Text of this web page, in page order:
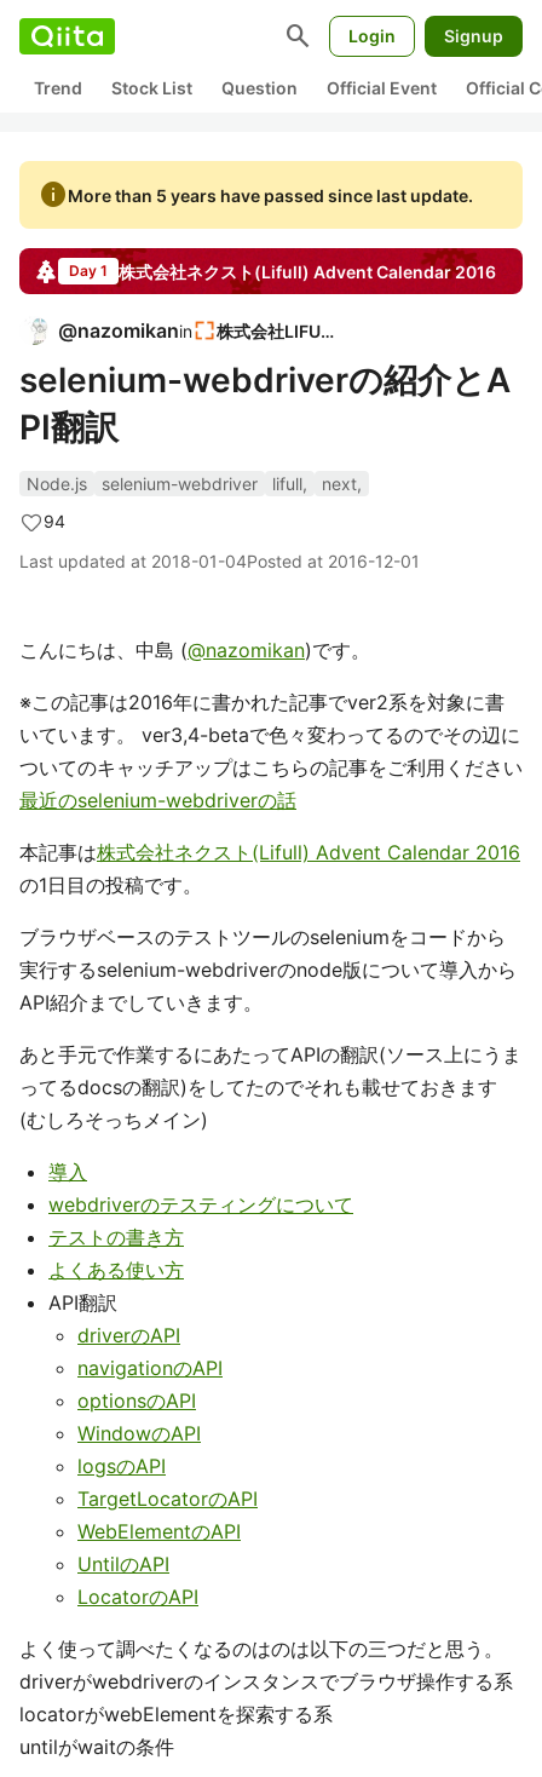
search Login Signup
Trend Stock List Question Official Event Official
infoMore than 5 years have passed since last update.
Day 1 株式会社ネクスト(Lifull) Advent Calendar2016
@nazomikanin 株式会社LIFULL
selenium-webdriverの紹介とA
PI翻訳
Node.js selenium-webdriver lifull,
next,
94
Last updated at 2018-01-04Posted at 2016-12-01
こんにちは、中島 (@nazomikan)です。
※この記事は2016年に書かれた記事でver2系を対象に書
いています。 ver3,4-betaで色々変わってるのでその辺に
ついてのキャッチアップはこちらの記事をご利用ください
最近のselenium-webdriverの話
本記事は株式会社ネクスト(Lifull) Advent Calendar 2016
の1日目の投稿です。
ブラウザベースのテストツールのseleniumをコードから
実行するselenium-webdriverのnode版について導入から
API紹介までしていきます。
あと手元で作業するにあたってAPIの翻訳(ソース上にうま
ってるdocsの翻訳)をしてたのでそれも載せておきます
(むしろそっちメイン)
導入
webdriverのテスティングについて
テストの書き方
よくある使い方
API翻訳
driverのAPI
navigationのAPI
optionsのAPI
WindowのAPI
logsのAPI
TargetLocatorのAPI
WebElementのAPI
UntilのAPI
LocatorのAPI
よく使って調べたくなるのはのは以下の三つだと思う。
driverがwebdriverのインスタンスでブラウザ操作する系
locatorがwebElementを探索する系
untilがwaitの条件